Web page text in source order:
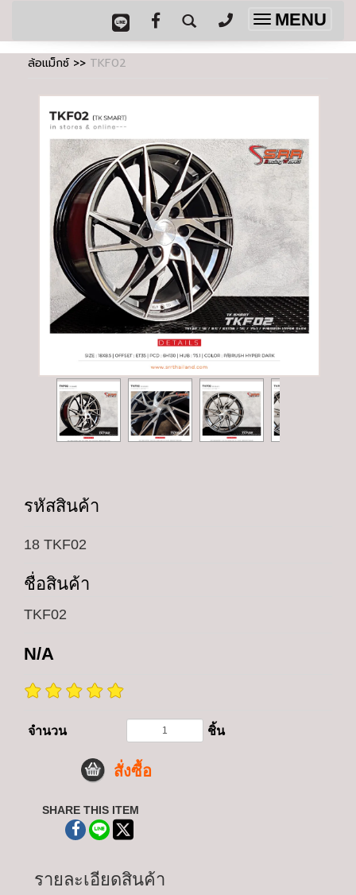
Toggle
navigation
MENU
ล้อแม็กซ์>> TKF02
รหัสสินค้า
18 TKF02
ชื่อสินค้า
TKF02
N/A
จำนวน ชิ้น
สั่งซื้อ
SHARE THIS ITEM
รายละเอียดสินค้า